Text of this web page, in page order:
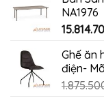
NA1976
Ghế ăn
điện-